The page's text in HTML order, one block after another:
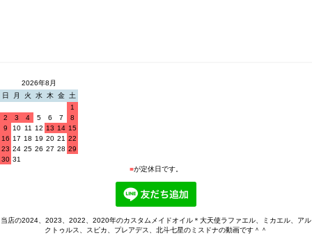
2026年8月
日
月 火 水 木 金
土
1
2
3 4 5 6 7
8
9
10 11 12 13 14 15
16 17 18 19 20 21 22
23 24 25 26 27 28 29
30 31
■が定休日です。
当店の2024、2023、2022、2020年のカスタムメイドオイル＊大天使ラファエル、ミカエル、アル
クトゥルス、スピカ、プレアデス、北斗七星のミスドナの動画です＾＾